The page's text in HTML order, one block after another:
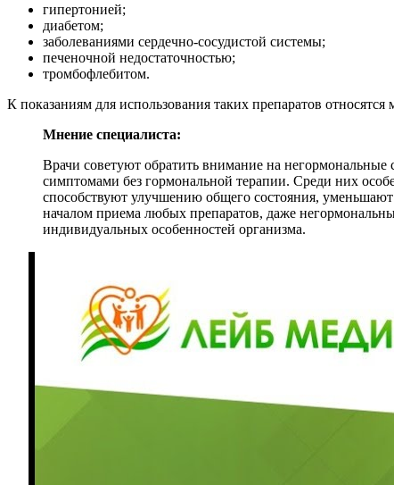
гипертонией;
диабетом;
заболеваниями сердечно-сосудистой системы;
печеночной недостаточностью;
тромбофлебитом.
К показаниям для использования таких препаратов
Мнение специалиста:
Врачи советуют обратить внимание на негормональные
симптомами без гормональной терапии. Среди них
способствуют улучшению общего состояния,
началом приема любых препаратов, даже
индивидуальных особенностей организма.